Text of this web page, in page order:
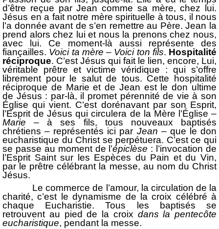
d’être reçue par Jean comme sa mère, chez lui.
Jésus en a fait notre mère spirituelle à tous, il nous
l’a donnée avant de s’en remettre au Père. Jean la
prend alors chez lui et nous la prenons chez nous,
avec lui. Ce moment-là aussi représente des
fiançailles. Voici ta mère – Voici ton fils. Hospitalité
réciproque. C’est Jésus qui fait le lien, encore, Lui,
véritable prêtre et victime véridique : qui s’offre
librement pour le salut de tous. Cette hospitalité
réciproque de Marie et de Jean est le don ultime
de Jésus : par-là, il promet pérennité de vie à son
Église qui vient. C’est dorénavant par son Esprit,
l’Esprit de Jésus qui circulera de la Mère l’Église –
Marie – à ses fils, tous nouveaux baptisés
chrétiens – représentés ici par Jean – que le don
eucharistique du Christ se perpétuera. C’est ce qui
se passe au moment de l’épiclèse : l’invocation de
l’Esprit Saint sur les Espèces du Pain et du Vin,
par le prêtre célébrant la messe, au nom du Christ
Jésus.
Le commerce de l’amour, la circulation de la
charité, c’est le dynamisme de la croix célébré à
chaque Eucharistie. Tous les baptisés se
retrouvent au pied de la croix dans la pentecôte
eucharistique, pendant la messe.